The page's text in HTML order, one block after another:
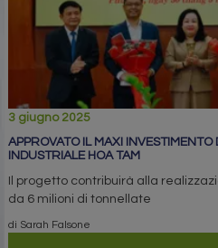
3 giugno 2025
APPROVATO IL MAXI INVESTIMENTO
INDUSTRIALE HOA TAM
Il progetto contribuirà alla
da 6 milioni di tonnellate
di Sarah Falsone